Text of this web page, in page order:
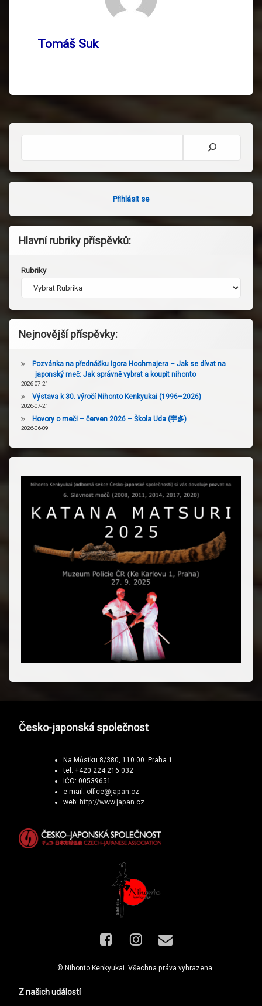
Tomáš Suk
Přihlásit se
Hlavní rubriky příspěvků:
Rubriky
Nejnovější příspěvky:
Pozvánka na přednášku Igora Hochmajera – Jak se dívat na
japonský meč: Jak správně vybrat a koupit nihonto
2026-07-21
Výstava k 30. výročí Nihonto Kenkyukai (1996–2026)
2026-07-21
Hovory o meči – červen 2026 – Škola Uda (宇多)
2026-06-09
Česko-japonská společnost
Na Můstku 8/380, 110 00 Praha 1
tel. +420 224 216 032
IČO: 00539651
e-mail: office@japan.cz
web: http://www.japan.cz
Facebook
Instagram
E-mail
© Nihonto Kenkyukai. Všechna práva vyhrazena.
Z našich událostí